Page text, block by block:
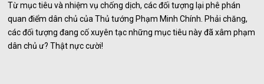
Từ mục tiêu và nhiệm vụ chống dịch, các đối tượng lại phê phán
quan điểm dân chủ của Thủ tướng Phạm Minh Chính. Phải chăng,
các đối tượng đang cố xuyên tạc những mục tiêu này đã xâm phạm
dân chủ ư? Thật nực cười!